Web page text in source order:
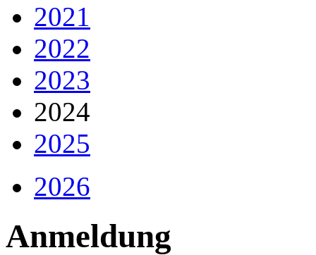
2021
2022
2023
2024
2025
2026
Anmeldung